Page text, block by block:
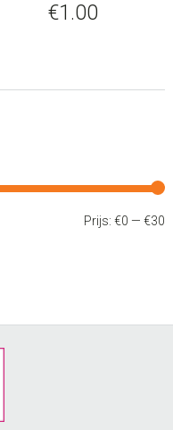
€1.00
Prijs:€0 —€30